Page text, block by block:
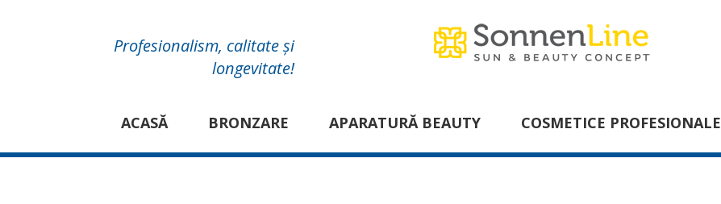
Profesionalism, calitate și
longevitate!
ACASĂ BRONZARE APARATURĂ BEAUTY COSMETICE PROFESIONALE